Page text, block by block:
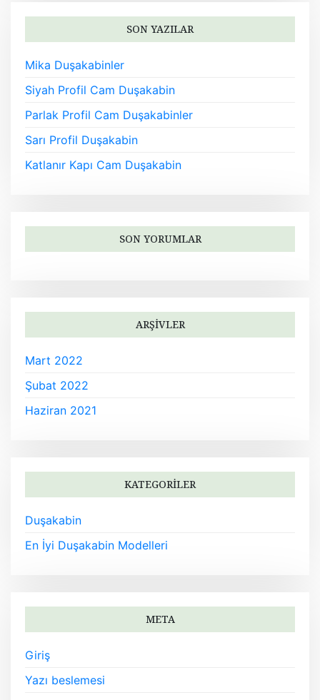
SON YAZILAR
Mika Duşakabinler
Siyah Profil Cam Duşakabin
Parlak Profil Cam Duşakabinler
Sarı Profil Duşakabin
Katlanır Kapı Cam Duşakabin
SON YORUMLAR
ARŞIVLER
Mart 2022
Şubat 2022
Haziran 2021
KATEGORILER
Duşakabin
En İyi Duşakabin Modelleri
META
Giriş
Yazı beslemesi